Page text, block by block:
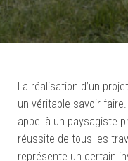
La réalisation d’un
un véritable savoir-
appel à un paysagiste
réussite de tous les
représente un certain